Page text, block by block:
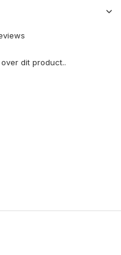
dit product..